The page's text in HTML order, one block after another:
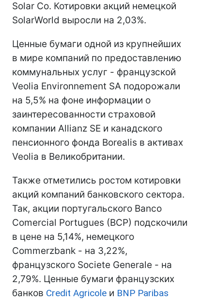
Solar Co. Котировки акций немецкой
SolarWorld выросли на 2,03%.
Ценные бумаги одной из крупнейших
в мире компаний по предоставлению
коммунальных услуг - французской
Veolia Environnement SA подорожали
на 5,5% на фоне информации о
заинтересованности страховой
компании Allianz SE и канадского
пенсионного фонда Borealis в активах
Veolia в Великобритании.
Также отметились ростом котировки
акций компаний банковского сектора.
Так, акции португальского Banco
Comercial Portugues (BCP) подскочили
в цене на 5,14%, немецкого
Commerzbank - на 3,22%,
французского Societe Generale - на
2,79%. Ценные бумаги французских
банков Credit Agricole и BNP Paribas